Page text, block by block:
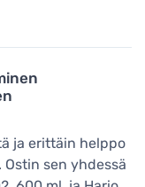
ja erittäin helppo
sen yhdessä